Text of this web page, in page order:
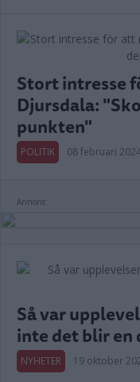
Stort intresse
Djursdala:
punkten"
POLITIK 08 februari
Annons:
Så var
inte det blir en
NYHETER 19 oktober